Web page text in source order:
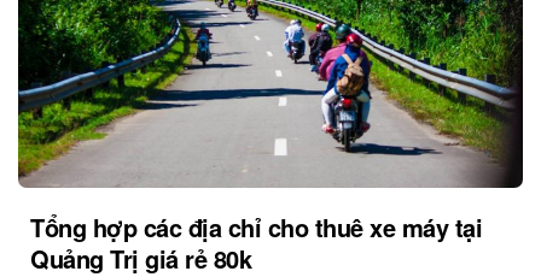
Tổng hợp các địa chỉ cho thuê xe máy tại
Quảng Trị giá rẻ 80k